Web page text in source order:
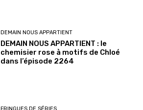
DEMAIN NOUS APPARTIENT
DEMAIN NOUS APPARTIENT : le
chemisier rose à motifs de Chloé
dans l’épisode 2264
FRINGUES DE SÉRIES